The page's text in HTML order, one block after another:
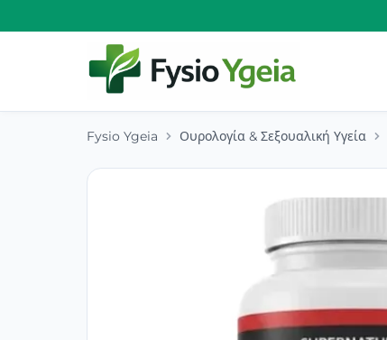
Fysio Ygeia Ουρολογία & Σεξουαλική Υγεία